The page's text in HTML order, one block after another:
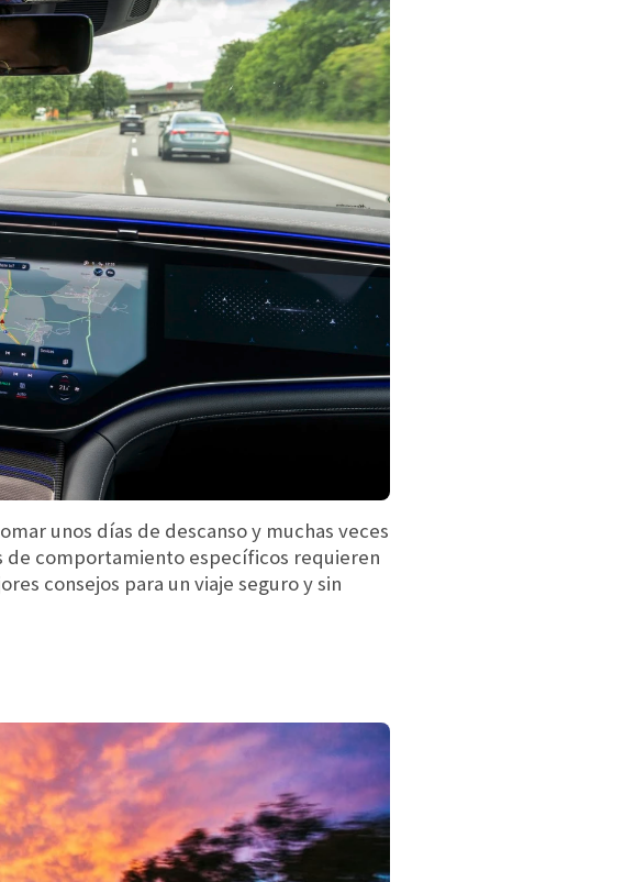
unos días de descanso y muchas veces
de comportamiento específicos requieren
consejos para un viaje seguro y sin